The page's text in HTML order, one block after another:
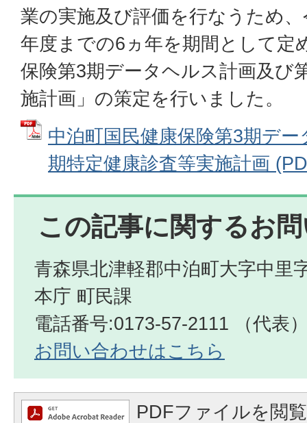
業の実施及び評価を行なうため
年度までの6ヵ年を期間として定
保険第3期データヘルス計画及び
施計画」の策定を行いました。
中泊町国民健康保険第3期デ
期特定健康診査等実施計画
この記事に関するお
青森県北津軽郡中泊町大字中里
本庁 町民課
電話番号:0173-57-2111 （代表
お問い合わせはこちら
PDFファイルを閲